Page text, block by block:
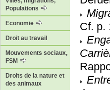
Populations
Economie
Droit au travail
Mouvements sociaux,
FSM
Droits de la nature et
des animaux
Cf. p.